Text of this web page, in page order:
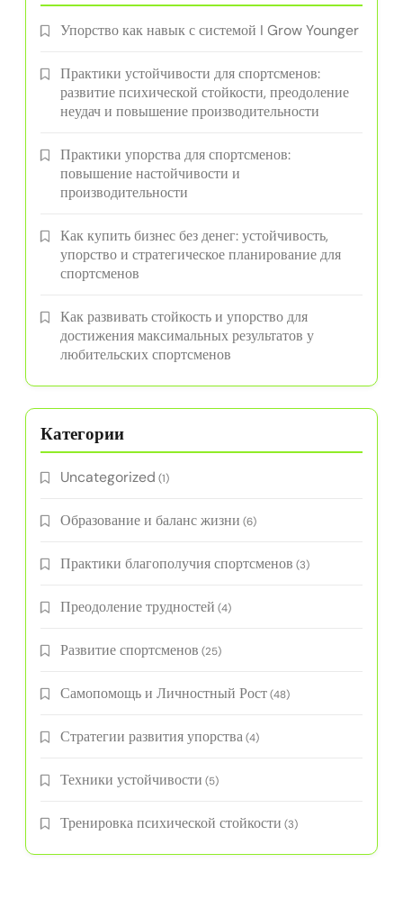
Упорство как навык с системой I Grow Younger
Практики устойчивости для спортсменов:
развитие психической стойкости, преодоление
неудач и повышение производительности
Практики упорства для спортсменов:
повышение настойчивости и
производительности
Как купить бизнес без денег: устойчивость,
упорство и стратегическое планирование для
спортсменов
Как развивать стойкость и упорство для
достижения максимальных результатов у
любительских спортсменов
Категории
Uncategorized (1)
Образование и баланс жизни (6)
Практики благополучия спортсменов (3)
Преодоление трудностей (4)
Развитие спортсменов (25)
Самопомощь и Личностный Рост(48)
Стратегии развития упорства(4)
Техники устойчивости (5)
Тренировка психической стойкости (3)